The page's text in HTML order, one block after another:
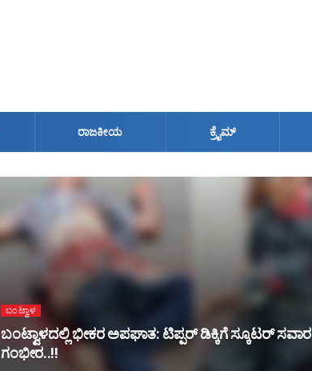
ರಾಜಕೀಯ ಕ್ರೈಮ್
ಬಂಟ್ವಾಳ
ಬಂಟ್ವಾಳದಲ್ಲಿ ಭೀಕರ ಅಪಘಾತ: ಟಿಪ್ಪರ್ ಡಿಕ್ಕಿಗೆ ಸ್ಕೂಟರ್
ಗಂಭೀರ..!!